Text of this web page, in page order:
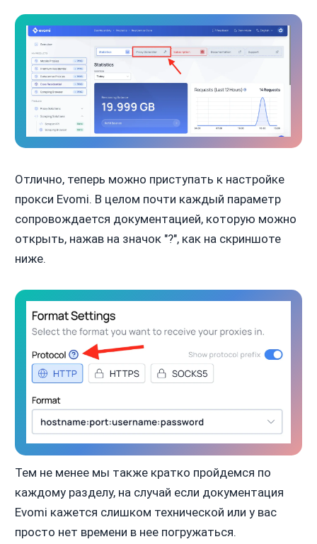
Отлично, теперь можно приступать к настройке
прокси Evomi. В целом почти каждый параметр
сопровождается документацией, которую можно
открыть, нажав на значок "?", как на скриншоте
ниже.
Тем не менее мы также кратко пройдемся по
каждому разделу, на случай если документация
Evomi кажется слишком технической или у вас
просто нет времени в нее погружаться.